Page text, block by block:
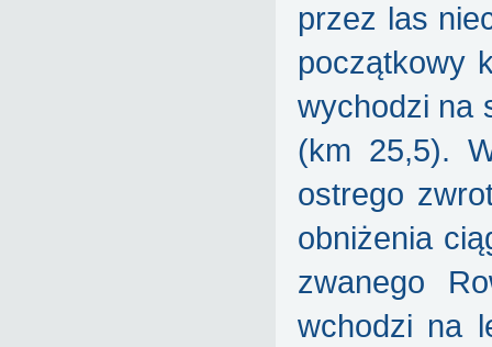
przez las
początkowy
wychodzi na
(km 25,5).
ostrego
obniżenia
zwanego
wchodzi na